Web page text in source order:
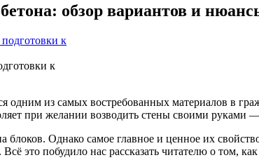
обзор вариантов и
к
из самых востребованных материалов в
при желании возводить стены своими руками
Однако самое главное и ценное их
это побудило нас рассказать читателю о том,